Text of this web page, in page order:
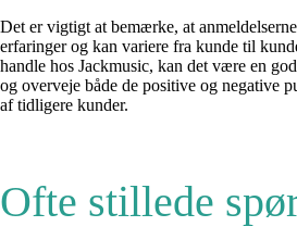
Det er vigtigt at bemærke, at
erfaringer og kan variere fra kunde til
handle hos Jackmusic, kan det være en
og overveje både de positive og negative
af tidligere kunder.
Ofte stillede